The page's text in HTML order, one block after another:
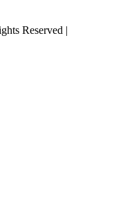
Reserved |